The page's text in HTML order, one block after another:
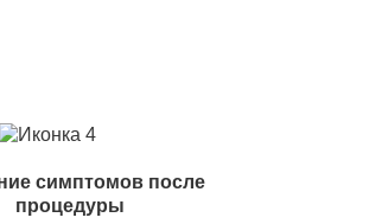
симптомов после
процедуры